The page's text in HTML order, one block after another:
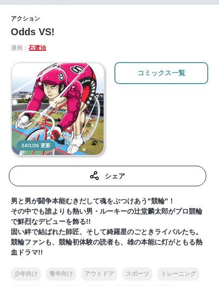
アクション
Odds VS!
漫画：石渡治
24/1/26 更新
コミックス一覧
シェア
男と男が闘争本能むきだして魂をぶつけあう"競輪"！
その中でも誰よりも熱い男・ルーキーの辻堂麟太郎がプロ競輪
で鮮烈なデビューを飾る!!
固い絆で結ばれた師匠、そして綺羅星のごときライバルたち。
競輪ファンも、競輪初体験の読者も、雄の本能に灯がともる熱
血ドラマ!!
少年向け 青年向け アウトドア スポーツ トレーニング